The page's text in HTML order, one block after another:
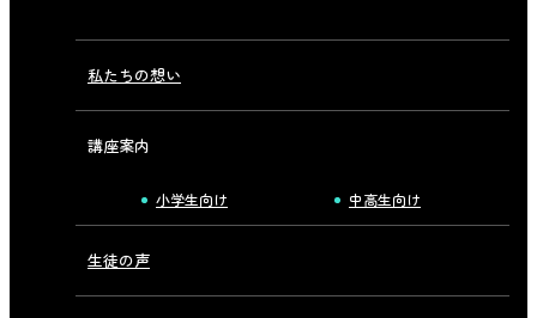
私たちの想い
講座案内
小学生向け 中高生向け
生徒の声